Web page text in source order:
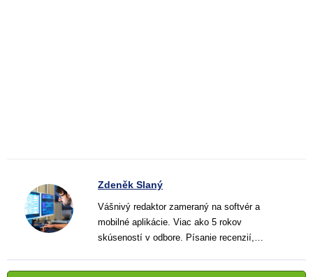
Zdeněk Slaný
Vášnivý redaktor zameraný na softvér a
mobilné aplikácie. Viac ako 5 rokov
skúseností v odbore. Písanie recenzií,
informatívnych textov, ktoré pomáhajú